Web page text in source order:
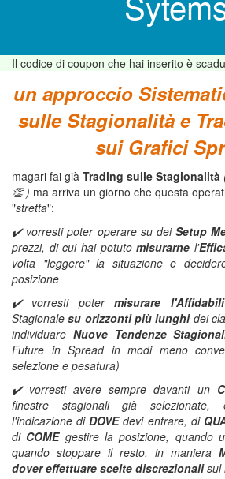
Il codice di coupon che hai inserito è
un approccio
sulle Stagionalità e
sui Grafici
magari fai già Trading sulle Stagionalità
👏 ) ma arriva un giorno che questa
"stretta":
✔️ vorresti poter operare su deiSetup
prezzi, di cui hai potutomisurarne l'
volta "leggere" la situazione e
posizione
✔️ vorresti potermisurare
Stagionalesu orizzonti più lunghi dei
individuare Nuove Tendenze
Future in Spread in modi meno
selezione e pesatura)
✔️ vorresti avere sempre davanti un
finestre stagionali già selezionate,
l'indicazione diDOVEdevi entrare, di
di COMEgestire la posizione, quando
quando stoppare il resto, in maniera
dover effettuare scelte discrezionalisul